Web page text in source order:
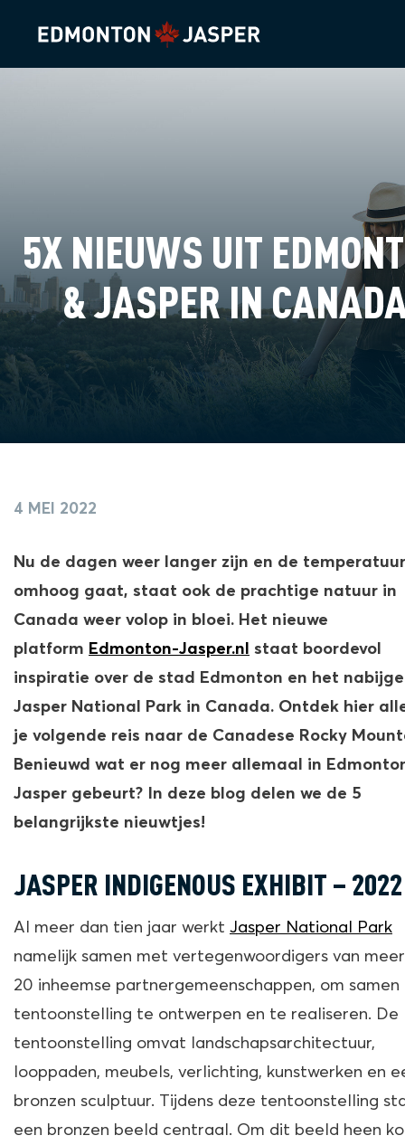
5X NIEUWS UIT
& JASPER IN
4 MEI 2022
Nu de dagen weer langer zijn en de temperatuur
omhoog gaat, staat ook de prachtige natuur in
Canada weer volop in bloei. Het nieuwe
platform Edmonton-Jasper.nl
staat boordevol
inspiratie over de stad Edmonton en het
Jasper National Park in Canada. Ontdek hier
je volgende reis naar de Canadese Rocky
Benieuwd wat er nog meer allemaal in
Jasper gebeurt? In deze blog delen we de 5
belangrijkste nieuwtjes!
JASPER INDIGENOUS EXHIBIT – 2022
Al meer dan tien jaar werkt Jasper National Park
namelijk samen met vertegenwoordigers van
20 inheemse partnergemeenschappen, om samen
tentoonstelling te ontwerpen en te realiseren. De
tentoonstelling omvat landschapsarchitectuur,
looppaden, meubels, verlichting, kunstwerken en
bronzen sculptuur. Tijdens deze tentoonstelling
een bronzen beeld centraal. Om dit beeld heen